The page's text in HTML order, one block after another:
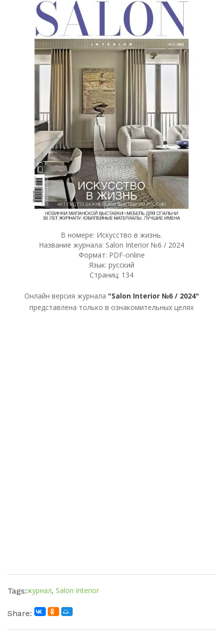
В номере: Искусство в жизнь.
Название журнала: Salon Interior №6 / 2024
Формат: PDF-online
Язык: русский
Страниц: 134
Онлайн версия журнала "Salon Interior №6 / 2024"
представлена только в ознакомительных целях
Tags:журнал, Salon Interior
Share: